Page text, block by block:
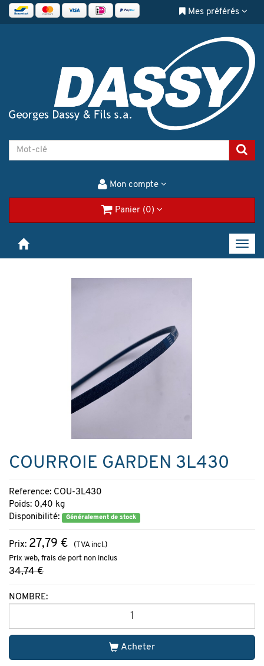
Mes préférés
Mon compte
Panier (0)
COURROIE GARDEN 3L430
Reference: COU-3L430
Poids: 0,40 kg
Disponibilité:
Généralement de stock
Prix: 27,79 €
(TVA incl.)
Prix web, frais de port non inclus
34,74 €
NOMBRE:
Acheter